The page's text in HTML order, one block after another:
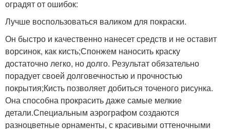
оградят от ошибок:
Лучше воспользоваться валиком для покраски.
Он быстро и качественно нанесет средств и не оставит
ворсинок, как кисть;Спонжем наносить краску
достаточно легко, но долго. Результат обязательно
порадует своей долговечностью и прочностью
покрытия;Кисть позволяет добиться точеного рисунка.
Она способна прокрасить даже самые мелкие
детали.Специальным аэрографом создаются
разноцветные орнаменты, с красивыми оттеночными